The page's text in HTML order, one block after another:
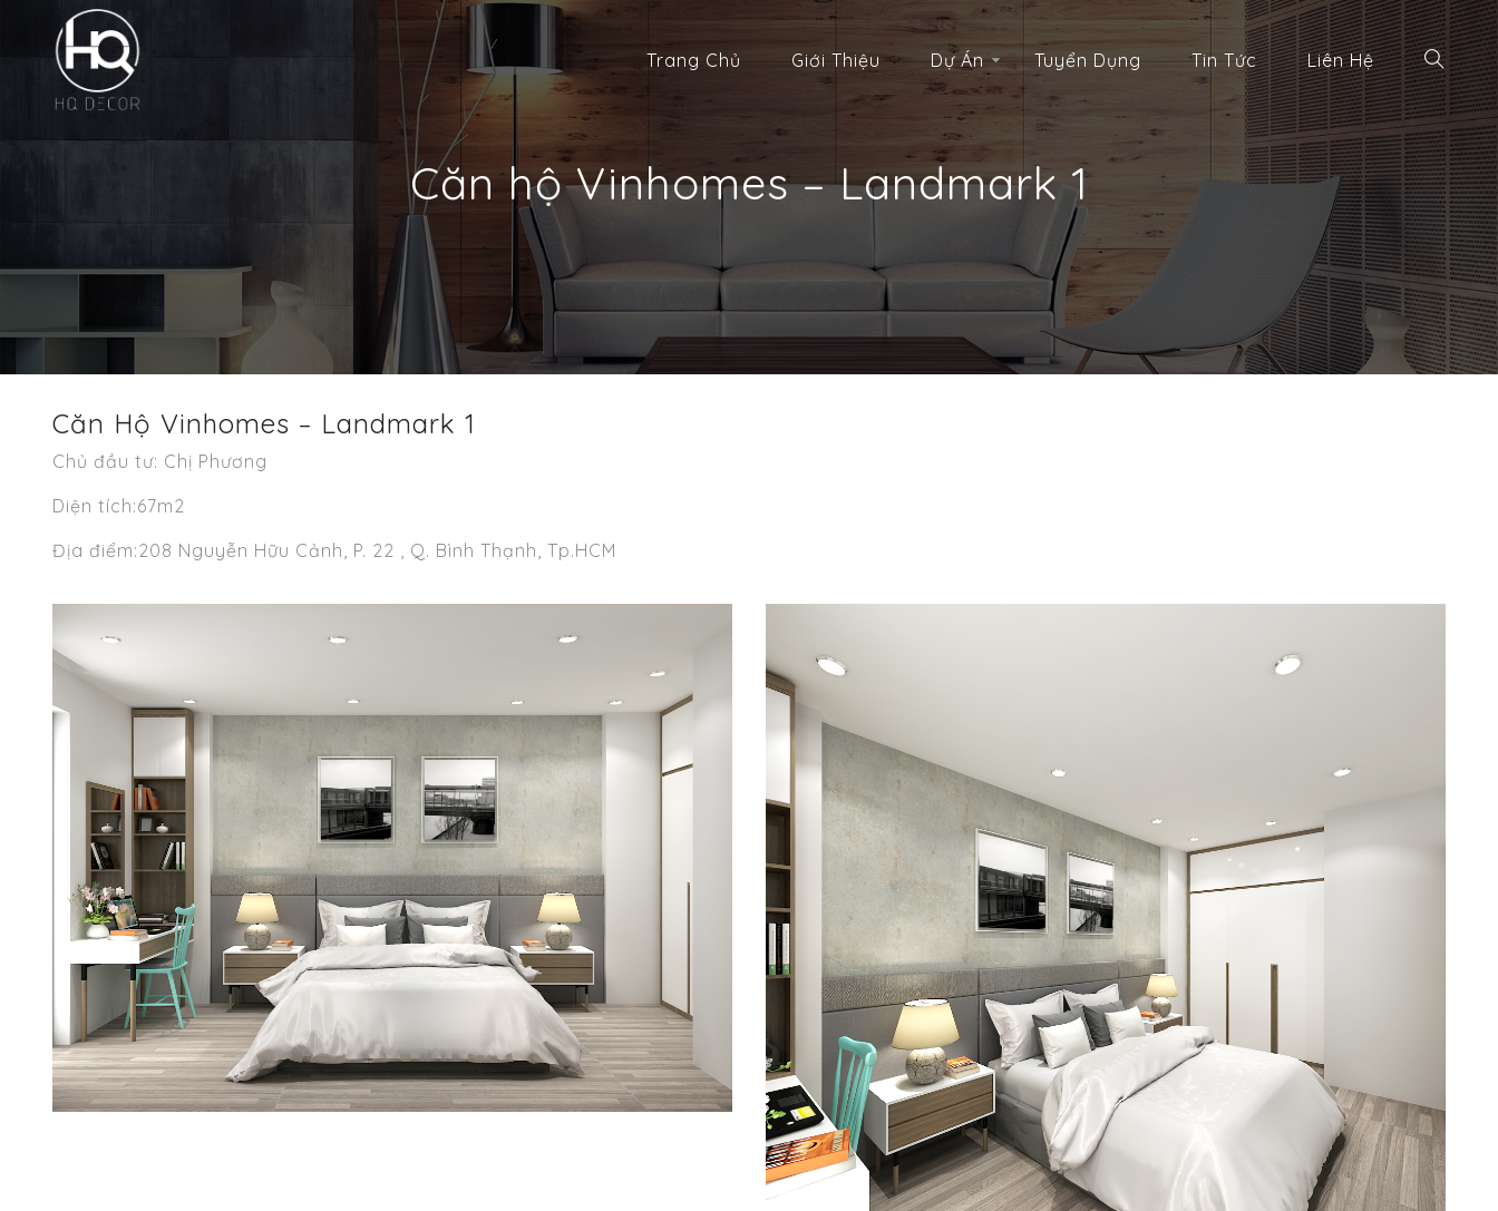
Trang Chủ Giới Thiệu Dự Án Tuyển Dụng Tin Tức Liên Hệ
Căn hộ Vinhomes – Landmark 1
Căn Hộ Vinhomes – Landmark 1
Chủ đầu tư: Chị Phương
Diện tích:67m2
Địa điểm:208 Nguyễn Hữu Cảnh, P. 22 , Q. Bình Thạnh, Tp.HCM